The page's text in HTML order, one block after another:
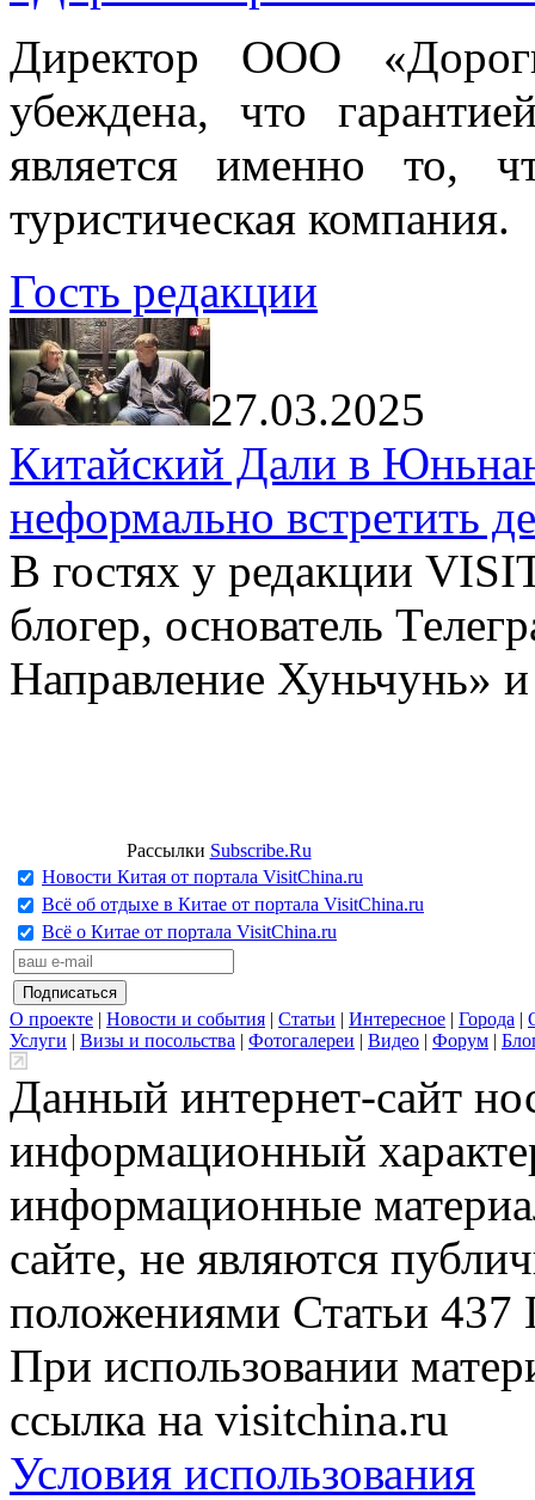
Директор ООО
убеждена, что
является именно то,
туристическая компания.
Гость редакции
27.03.2025
Китайский Дали в
неформально встретить
В гостях у редакции
блогер, основатель
Направление Хуньчунь»
Рассылки Subscribe.Ru
Новости Китая от портала VisitChina.ru
Всё об отдыхе в Китае от портала VisitChina.ru
Всё о Китае от портала VisitChina.ru
О проекте | Новости и события | Статьи | Интересное | Города |
Услуги | Визы и посольства | Фотогалереи | Видео | Форум |
Данный интернет-сайт
информационный
информационные
сайте, не являются
положениями Статьи 437
При использовании
ссылка на visitchina.ru
Условия использования